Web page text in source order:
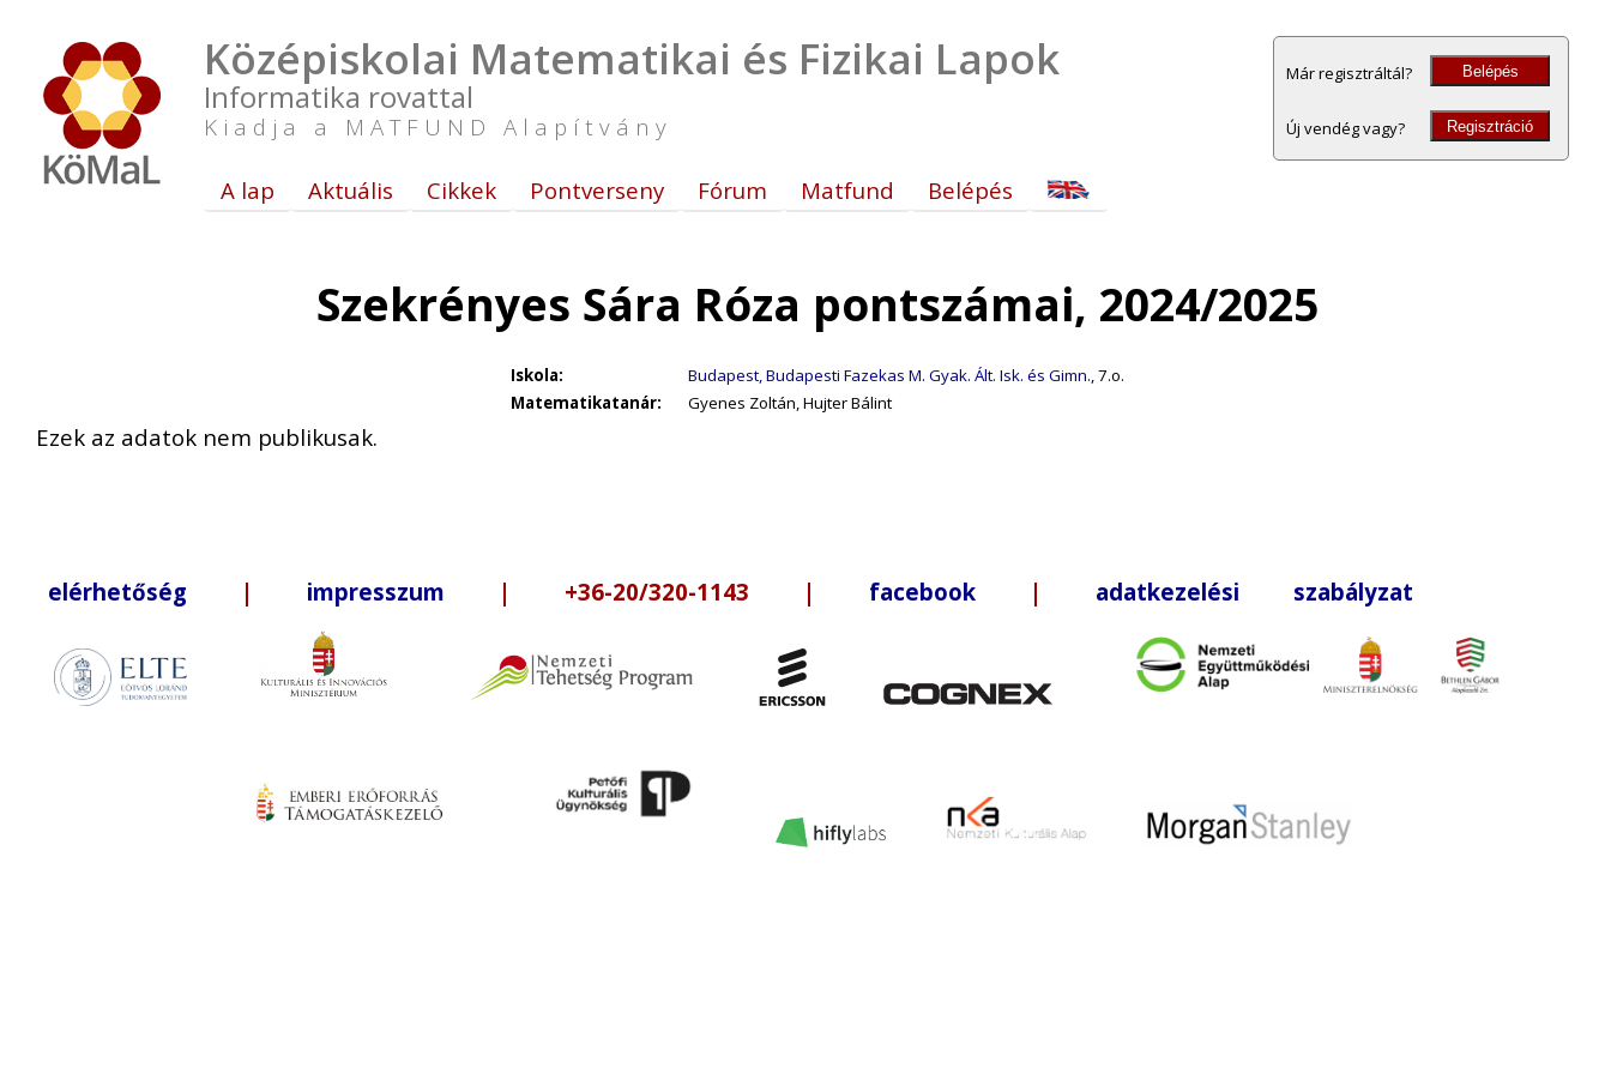
Középiskolai Matematikai és Fizikai Lapok
Informatika rovattal
Kiadja a MATFUND Alapítvány
Már regisztráltál? Belépés
Új vendég vagy? Regisztráció
A lap Aktuális Cikkek Pontverseny Fórum Matfund Belépés
Szekrényes Sára Róza pontszámai, 2024/2025
Iskola: Budapest, Budapesti Fazekas M. Gyak. Ált. Isk. és Gimn., 7.o.
Matematikatanár:
Gyenes Zoltán, Hujter Bálint
Ezek az adatok nem publikusak.
elérhetőség | impresszum | +36-20/320-1143 | facebook | adatkezelési szabályzat